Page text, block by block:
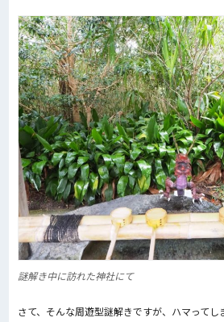
謎解き中に訪れた神社にて
さて、そんな周遊型謎解きですが、ハマってし